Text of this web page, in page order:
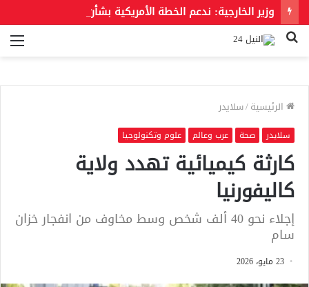
بحث
الرئيسية/سلايدر
سلايدر صحة عرب وعالم علوم وتكنولوجيا
كارثة كيميائية تهدد ولاية
كاليفورنيا
إجلاء نحو 40 ألف شخص وسط مخاوف من انفجار خزان
سام
23 مايو، 2026